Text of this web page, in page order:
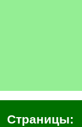
Страницы: